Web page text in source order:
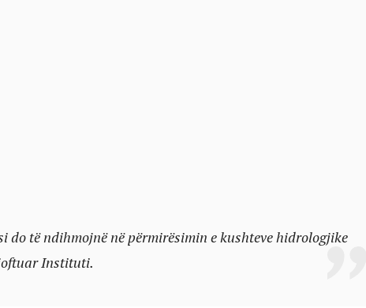
do të ndihmojnë në përmirësimin e kushteve hidrologjike
Instituti.